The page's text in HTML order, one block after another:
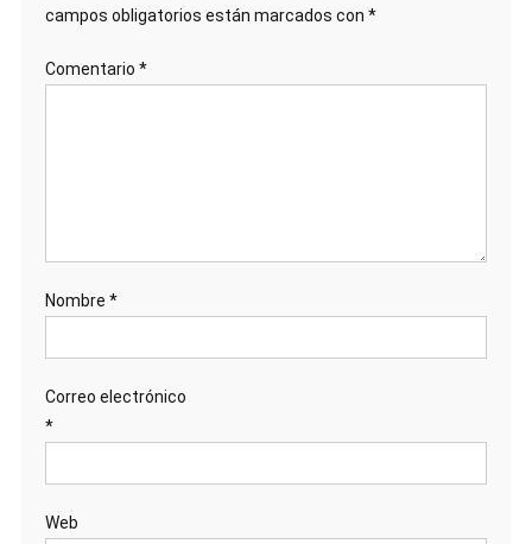
campos obligatorios están marcados con *
Comentario *
Nombre *
Correo electrónico
*
Web